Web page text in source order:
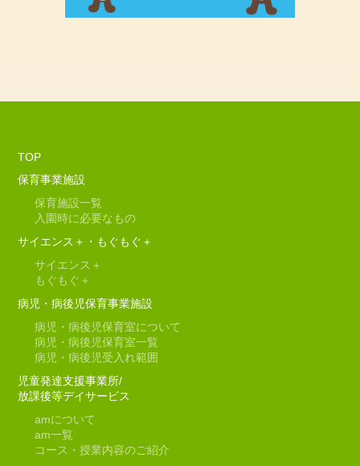
TOP
保育事業施設
保育施設一覧
入園時に必要なもの
サイエンス＋・もぐもぐ＋
サイエンス＋
もぐもぐ＋
病児・病後児保育事業施設
病児・病後児保育室について
病児・病後児保育室一覧
病児・病後児受入れ範囲
児童発達支援事業所/
放課後等デイサービス
amについて
am一覧
コース・授業内容のご紹介